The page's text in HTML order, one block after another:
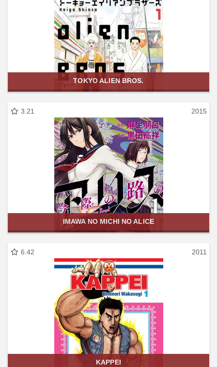
TOKYO ALIEN BROS.
3.21 2015
IMAWA NO MICHI NO ALICE
6.42 2011
KAPPEI